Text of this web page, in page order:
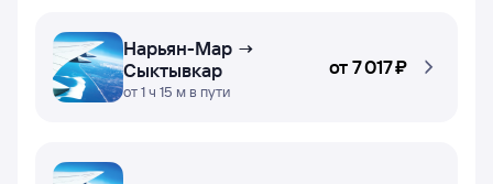
Нарьян-Мар →
Сыктывкар
от 1 ч 15 м в пути
от7 ⁠017 ⁠₽